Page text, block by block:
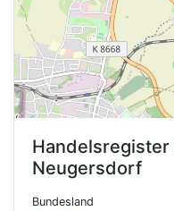
Handelsregister
Neugersdorf
Bundesland